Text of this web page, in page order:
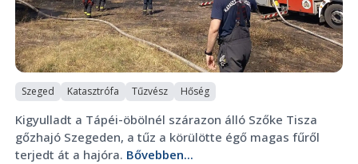
Szeged Katasztrófa Tűzvész Hőség
Kigyulladt a Tápéi-öbölnél szárazon álló Szőke Tisza
gőzhajó Szegeden, a tűz a körülötte égő magas fűről
terjedt át a hajóra. Bővebben...